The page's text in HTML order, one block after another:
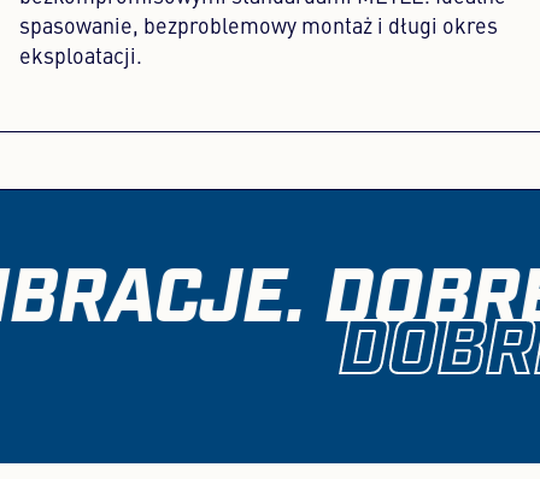
spasowanie, bezproblemowy montaż i długi okres
eksploatacji.